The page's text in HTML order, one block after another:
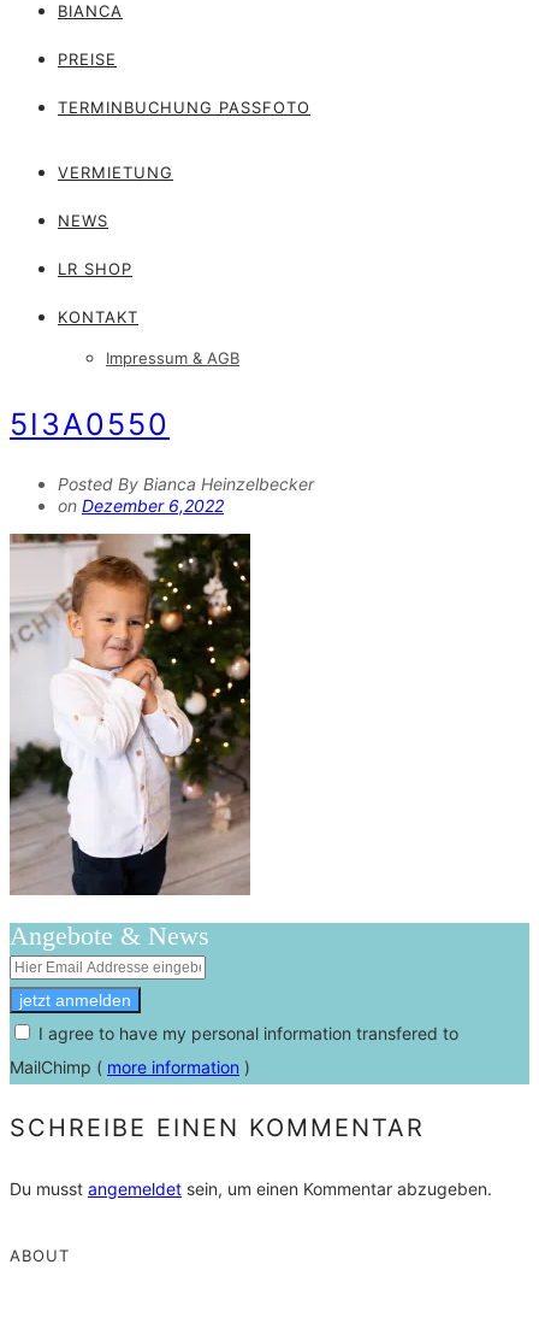
BIANCA
PREISE
TERMINBUCHUNG PASSFOTO
VERMIETUNG
NEWS
LR SHOP
KONTAKT
Impressum & AGB
5I3A0550
Posted By Bianca Heinzelbecker
on Dezember 6,2022
Angebote & News
I agree to have my personal information transfered to
MailChimp ( more information )
SCHREIBE EINEN KOMMENTAR
Du musst angemeldet sein, um einen Kommentar abzugeben.
ABOUT